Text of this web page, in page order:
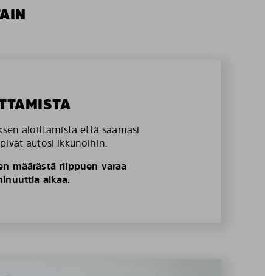
aloittamista että saamasi
autosi ikkunoihin.
määrästä riippuen varaa
aikaa.